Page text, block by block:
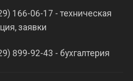
166-06-17 - техническая
заявки
899-92-43 - бухгалтерия